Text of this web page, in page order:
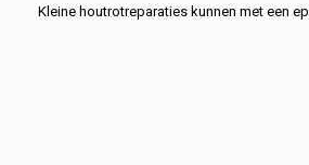
Kleine houtrotreparaties kunnen met een